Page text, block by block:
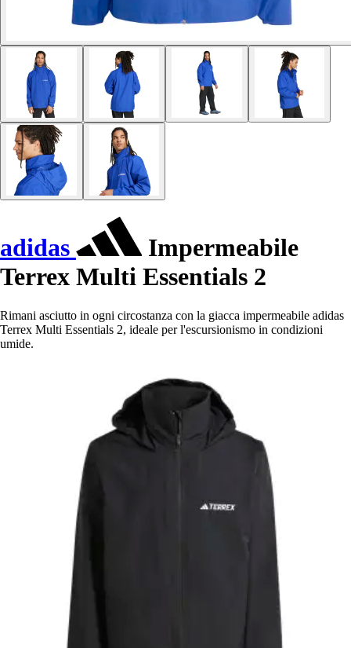
adidas
Impermeabile
Terrex Multi Essentials 2
Rimani asciutto in ogni circostanza con la giacca impermeabile adidas
Terrex Multi Essentials 2, ideale per l'escursionismo in condizioni
umide.